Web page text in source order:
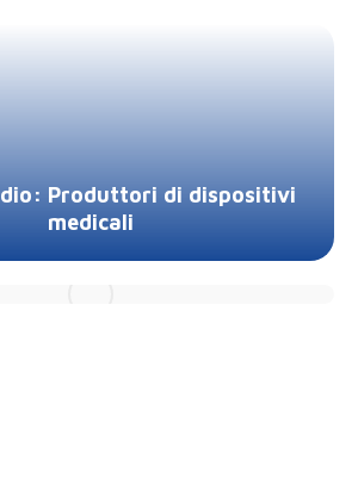
Produttori di dispositivi
medicali